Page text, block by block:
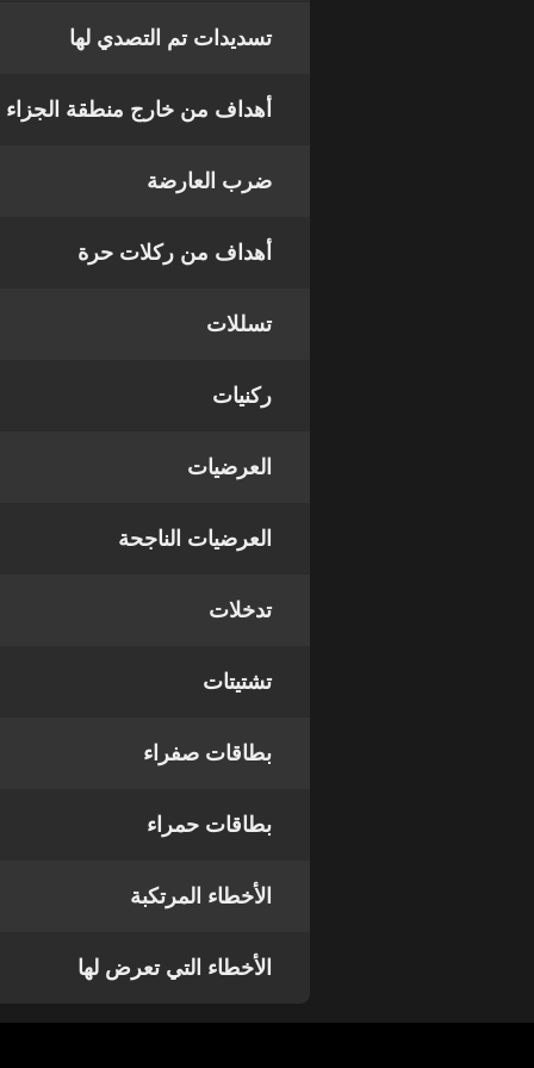
تسديدات تم التصدي لها
أهداف من خارج منطقة الجزاء
ضرب العارضة
أهداف من ركلات حرة
تسللات
ركنيات
العرضيات
العرضيات الناجحة
تدخلات
تشتيتات
بطاقات صفراء
بطاقات حمراء
الأخطاء المرتكبة
الأخطاء التي تعرض لها